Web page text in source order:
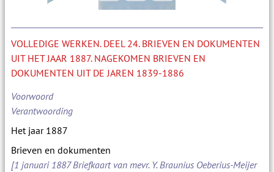
VOLLEDIGE WERKEN. DEEL 24. BRIEVEN EN DOKUMENTEN
UIT HET JAAR 1887. NAGEKOMEN BRIEVEN EN
DOKUMENTEN UIT DE JAREN 1839-1886
Voorwoord
Verantwoording
Het jaar 1887
Brieven en dokumenten
[1 januari 1887 Briefkaart van mevr. Y. Braunius Oeberius-Meijer